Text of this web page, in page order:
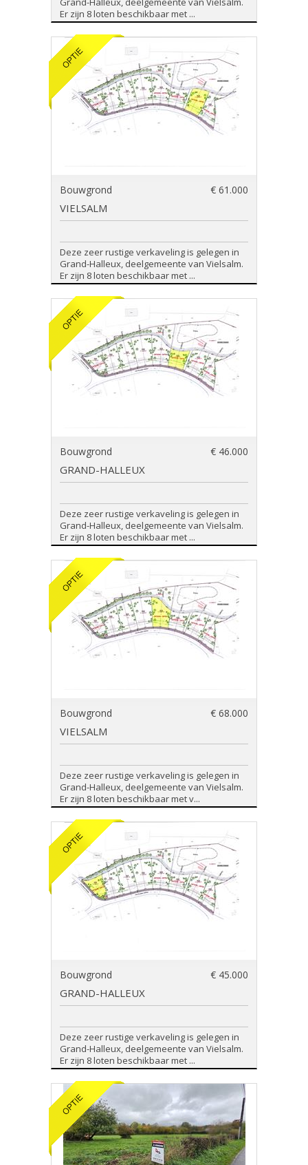
Er zijn 8 loten beschikbaar met ...
Bouwgrond € 61.000
VIELSALM
Deze zeer rustige verkaveling is gelegen in
Grand-Halleux, deelgemeente van Vielsalm.
Er zijn 8 loten beschikbaar met ...
Bouwgrond € 46.000
GRAND-HALLEUX
Deze zeer rustige verkaveling is gelegen in
Grand-Halleux, deelgemeente van Vielsalm.
Er zijn 8 loten beschikbaar met ...
Bouwgrond € 68.000
VIELSALM
Deze zeer rustige verkaveling is gelegen in
Grand-Halleux, deelgemeente van Vielsalm.
Er zijn 8 loten beschikbaar met v...
Bouwgrond € 45.000
GRAND-HALLEUX
Deze zeer rustige verkaveling is gelegen in
Grand-Halleux, deelgemeente van Vielsalm.
Er zijn 8 loten beschikbaar met ...